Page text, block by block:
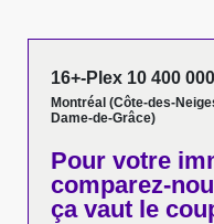
16+-Plex 10 400
Montréal (Côte-des-
Dame-de-Grâce)
Pour votre
comparez-
ça vaut le